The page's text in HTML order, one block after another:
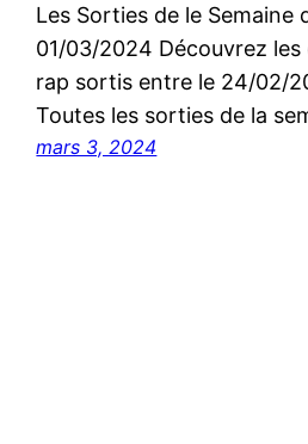
Les Sorties de le
01/03/2024 Découvrez
rap sortis entre le 24/02/
Toutes les sorties de la
mars 3, 2024